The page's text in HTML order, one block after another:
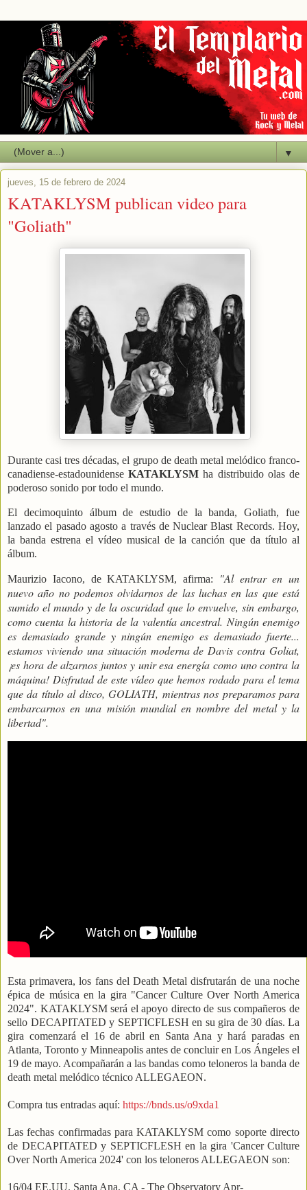
▼
jueves, 15 de febrero de 2024
KATAKLYSM publican video para
"Goliath"
Durante casi tres décadas, el grupo de death metal melódico franco-
canadiense-estadounidenseKATAKLYSMha distribuido olas de
poderoso sonido por todo el mundo.
El decimoquinto álbum de estudio de la banda, Goliath, fue
lanzado el pasado agosto a través de Nuclear Blast Records. Hoy,
la banda estrena el vídeo musical de la canción que da título al
álbum.
Maurizio Iacono, de KATAKLYSM, afirma:
"Al entrar en un
nuevo año no podemos olvidarnos de las luchas en las que está
sumido el mundo y de la oscuridad que lo envuelve, sin embargo,
como cuenta la historia de la valentía ancestral. Ningún enemigo
es demasiado grande y ningún enemigo es demasiado fuerte...
estamos viviendo una situación moderna de Davis contra Goliat,
¡es hora de alzarnos juntos y unir esa energía como uno contra la
máquina! Disfrutad de este vídeo que hemos rodado para el tema
que da título al disco, GOLIATH, mientras nos preparamos para
embarcarnos en una misión mundial en nombre del metal y la
libertad".
Esta primavera, los fans del Death Metal disfrutarán de una noche
épica de música en la gira "Cancer Culture Over North America
2024". KATAKLYSM será el apoyo directo de sus compañeros de
sello DECAPITATED y SEPTICFLESH en su gira de 30 días. La
gira comenzará el 16 de abril en Santa Ana y hará paradas en
Atlanta, Toronto y Minneapolis antes de concluir en Los Ángeles el
19 de mayo. Acompañarán a las bandas como teloneros la banda de
death metal melódico técnico ALLEGAEON.
Compra tus entradas aquí: https://bnds.us/o9xda1
Las fechas confirmadas para KATAKLYSM como soporte directo
de DECAPITATED y SEPTICFLESH en la gira 'Cancer Culture
Over North America 2024' con los teloneros ALLEGAEON son:
16/04 EE.UU. Santa Ana, CA - The Observatory Apr-